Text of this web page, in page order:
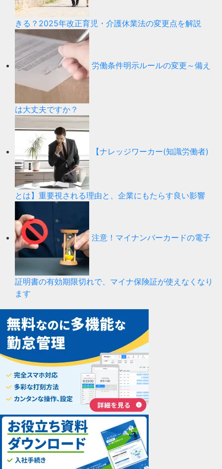
きる？2025年改正育児・介護休業法の変更点を解説
労働条件明示ルールの変更～備え
は大丈夫ですか？
【ナレッジワーカー(知識労働者)
とは】重要視される理由と、企業にもたらす良い影響
注意！マイナンバーカードの電子
証明書の有効期限切れで、マイナ保険証が使えなくなり
ます